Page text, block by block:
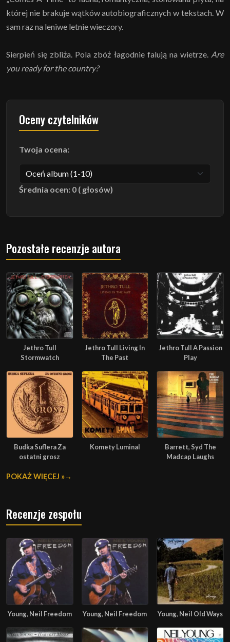
której nie brakuje wątków autobiograficznych w tekstach. W
sam raz na leniwe letnie wieczory.
Sierpień się zbliża. Pola zbóż łagodnie falują na wietrze. Are
you ready for the country?
Oceny czytelników
Twoja ocena:
Średnia ocen: 0 ( głosów)
Pozostałe recenzje autora
Jethro Tull
Stormwatch
Jethro Tull Living In
The Past
Jethro Tull A Passion
Play
Budka Suflera Za
ostatni grosz
Komety Luminal
Barrett, Syd The
Madcap Laughs
POKAŻ WIĘCEJ »
Recenzje zespołu
Young, Neil Freedom Young, Neil Freedom Young, Neil Old Ways